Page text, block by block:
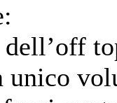
unico